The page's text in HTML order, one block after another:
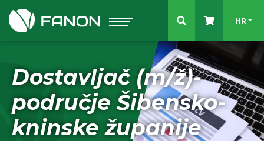
HR
Dostavljač (m/ž)-
područje Šibensko-
kninske županije